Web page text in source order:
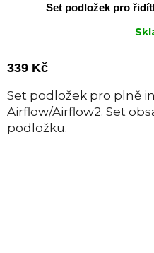
Set podložek pro
339 Kč
Set podložek pro plně
Airflow/Airflow2. Set
podložku.